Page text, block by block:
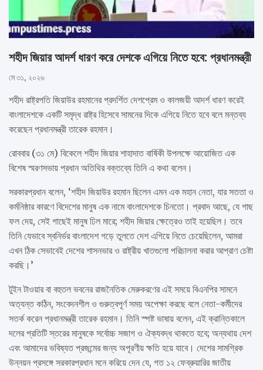
শহীদ জিয়ার আদর্শ ধারণ করে দেশকে এগিয়ে নিতে হবে: প্রধানমন্ত্রী
মে ৩১, ২০২৬
শহীদ রাষ্ট্রপতি জিয়াউর রহমানের প্রদর্শিত দেশপ্রেম ও কালজয়ী আদর্শ ধারণ করেই
বাংলাদেশকে একটি সমৃদ্ধ রাষ্ট্র হিসেবে সামনের দিকে এগিয়ে নিতে হবে বলে মন্তব্য
করেছেন প্রধানমন্ত্রী তারেক রহমান।
রোববার (৩১ মে) বিকেলে শহীদ জিয়ার শাহাদাত বার্ষিকী উপলক্ষে আয়োজিত এক
বিশেষ স্মরণসভায় প্রধান অতিথির বক্তব্যে তিনি এ কথা বলেন।
সরকারপ্রধান বলেন, ‘শহীদ জিয়াউর রহমান ছিলেন এমন এক মহান নেতা, যার সততা ও
কর্মনিষ্ঠার কারণে বিদেশের মানুষ এক নামে বাংলাদেশকে চিনতো। প্রবাদ আছে, যে গাছ
ফল দেয়, সেই গাছেই মানুষ ঢিল মারে; শহীদ জিয়ার ক্ষেত্রেও তাই হয়েছিল। তবে
তিনি যেভাবে স্বনির্ভর বাংলাদেশ গড়ে তুলতে দেশ এগিয়ে নিতে চেয়েছিলেন, আমরা
এখন ঠিক সেভাবেই দেশের শাসনভার ও রাষ্ট্রীয় খাতগুলো পরিচালনা করার আপ্রাণ চেষ্টা
করছি।’
টুইন টাওয়ার বা বহুতল ভবনের রাজনৈতিক মেরুকরণের এই সময়ে বিএনপির সামনে
অত্যন্ত কঠিন, সংবেদনশীল ও গুরুত্বপূর্ণ সময় অপেক্ষা করছে বলে নেতা-কর্মীদের
সতর্ক করেন প্রধানমন্ত্রী তারেক রহমান। তিনি স্পষ্ট ভাষায় বলেন, এই ক্রান্তিকালে
দলের প্রতিটি স্তরের মানুষকে সর্বোচ্চ সজাগ ও ঐক্যবদ্ধ থাকতে হবে; অন্যথায় দেশ
এবং আমাদের ভবিষ্যত প্রজন্মের জন্য অপূরণীয় ক্ষতি হয়ে যাবে। দেশের সামগ্রিক
উন্নয়ন প্রসঙ্গে সরকারপ্রধান মনে করিয়ে দেন যে, গত ১২ ফেব্রুয়ারির জাতীয়